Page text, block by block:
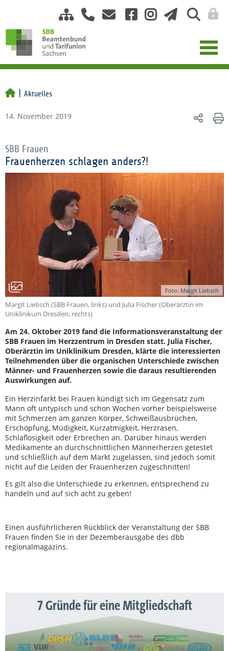
Aktuelles
14. November 2019
SBB Frauen
Frauenherzen schlagen anders?!
Foto: Margit Liebsch
Margit Liebsch (SBB Frauen, links) und Julia Fischer (Oberärztin im
Uniklinikum Dresden, rechts)
Am 24. Oktober 2019 fand die Informationsveranstaltung der
SBB Frauen im Herzzentrum in Dresden statt. Julia Fischer,
Oberärztin im Uniklinikum Dresden, klärte die interessierten
Teilnehmenden über die organischen Unterschiede zwischen
Männer- und Frauenherzen sowie die daraus resultierenden
Auswirkungen auf.
Ein Herzinfarkt bei Frauen kündigt sich im Gegensatz zum
Mann oft untypisch und schon Wochen vorher beispielsweise
mit Schmerzen am ganzen Körper, Schweißausbrüchen,
Erschöpfung, Müdigkeit, Kurzatmigkeit, Herzrasen,
Schlaflosigkeit oder Erbrechen an. Darüber hinaus werden
Medikamente an durchschnittlichen Männerherzen getestet
und schließlich auf dem Markt zugelassen, sind jedoch somit
nicht auf die Leiden der Frauenherzen zugeschnitten!
Es gilt also die Unterschiede zu erkennen, entsprechend zu
handeln und auf sich acht zu geben!
Einen ausführlicheren Rückblick der Veranstaltung der SBB
Frauen finden Sie in der Dezemberausgabe des dbb
regionalmagazins.
7 Gründe für eine Mitgliedschaft